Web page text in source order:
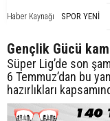
Haber Kaynağı SPOR YENİ
Gençlik Gücü
Süper Lig’de son
6 Temmuz’dan bu
hazırlıkları